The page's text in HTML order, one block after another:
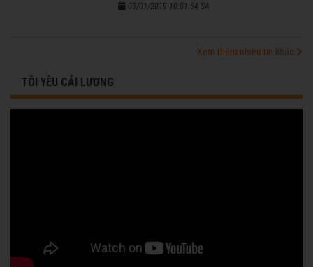
03/01/2019 10:01:54 SA
Xem thêm nhiều tin khác
TÔI YÊU CẢI LƯƠNG